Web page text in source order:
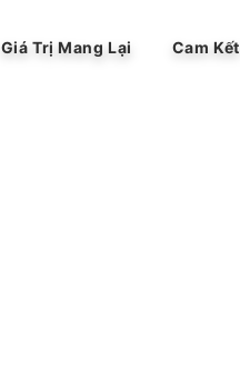
Giá Trị Mang Lại Cam Kết